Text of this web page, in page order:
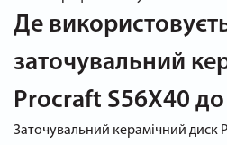
Де
заточувальний
Procraft S56X40 до
Заточувальний керамічний диск